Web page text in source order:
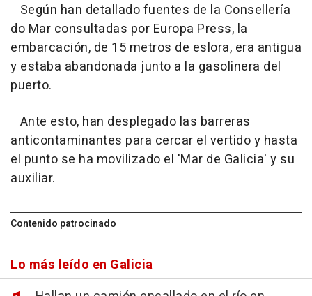
Según han detallado fuentes de la Consellería
do Mar consultadas por Europa Press, la
embarcación, de 15 metros de eslora, era antigua
y estaba abandonada junto a la gasolinera del
puerto.
Ante esto, han desplegado las barreras
anticontaminantes para cercar el vertido y hasta
el punto se ha movilizado el 'Mar de Galicia' y su
auxiliar.
Contenido patrocinado
Lo más leído en Galicia